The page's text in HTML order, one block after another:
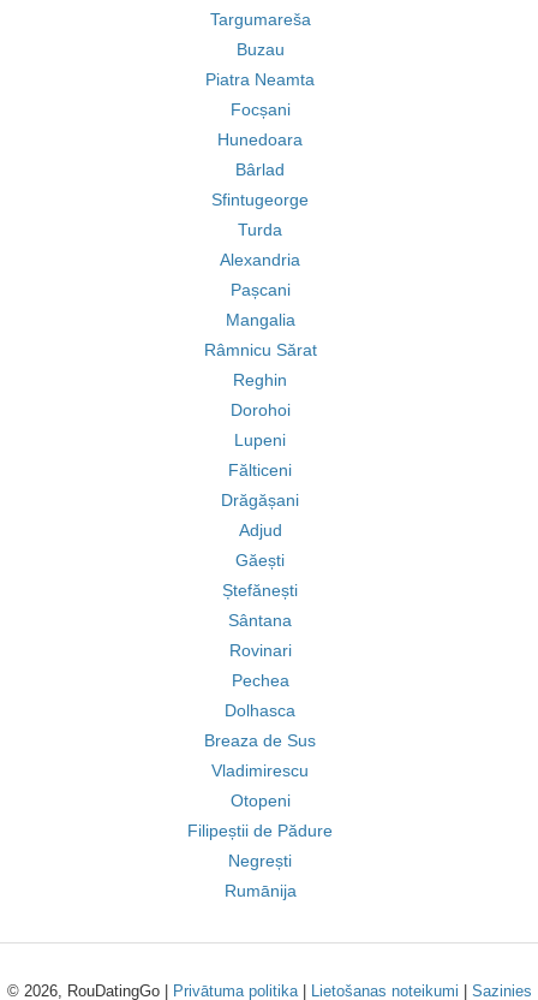
Targumareša
Buzau
Piatra Neamta
Focșani
Hunedoara
Bârlad
Sfintugeorge
Turda
Alexandria
Pașcani
Mangalia
Râmnicu Sărat
Reghin
Dorohoi
Lupeni
Fălticeni
Drăgășani
Adjud
Găești
Ștefănești
Sântana
Rovinari
Pechea
Dolhasca
Breaza de Sus
Vladimirescu
Otopeni
Filipeștii de Pădure
Negrești
Rumānija
© 2026, RouDatingGo | Privātuma politika| Lietošanas noteikumi Sazinies